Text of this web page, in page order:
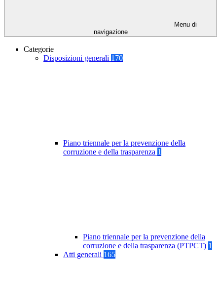
Menu di
navigazione
Categorie
Disposizioni generali 170
Piano triennale per la prevenzione della
corruzione e della trasparenza 1
Piano triennale per la prevenzione della
corruzione e della trasparenza (PTPCT) 1
Atti generali 165